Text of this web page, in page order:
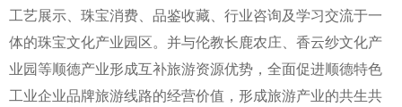
工艺展示、珠宝消费、品鉴收藏、行业咨询及学习交流于一
体的珠宝文化产业园区。并与伦教长鹿农庄、香云纱文化产
业园等顺德产业形成互补旅游资源优势，全面促进顺德特色
工业企业品牌旅游线路的经营价值，形成旅游产业的共生共